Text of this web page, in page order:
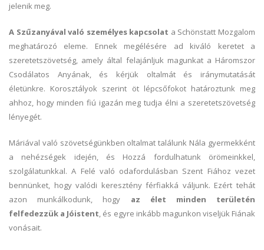
jelenik meg.
A Szűzanyával való személyes kapcsolat a Schönstatt Mozgalom
meghatározó eleme. Ennek megélésére ad kiváló keretet a
szeretetszövetség, amely által felajánljuk magunkat a Háromszor
Csodálatos Anyának, és kérjük oltalmát és iránymutatását
életünkre. Korosztályok szerint öt lépcsőfokot határoztunk meg
ahhoz, hogy minden fiú igazán meg tudja élni a szeretetszövetség
lényegét.
Máriával való szövetségünkben oltalmat találunk Nála gyermekként
a nehézségek idején, és Hozzá fordulhatunk örömeinkkel,
szolgálatunkkal. A Felé való odafordulásban Szent Fiához vezet
bennünket, hogy valódi keresztény férfiakká váljunk. Ezért tehát
azon munkálkodunk, hogy az élet minden területén
felfedezzük a Jóistent, és egyre inkább magunkon viseljük Fiának
vonásait.